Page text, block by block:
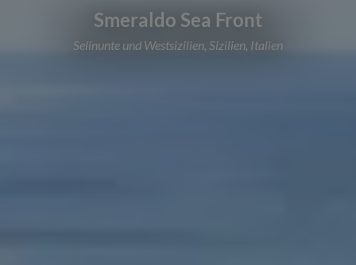
Smeraldo Sea Front
Selinunte und Westsizilien, Sizilien, Italien